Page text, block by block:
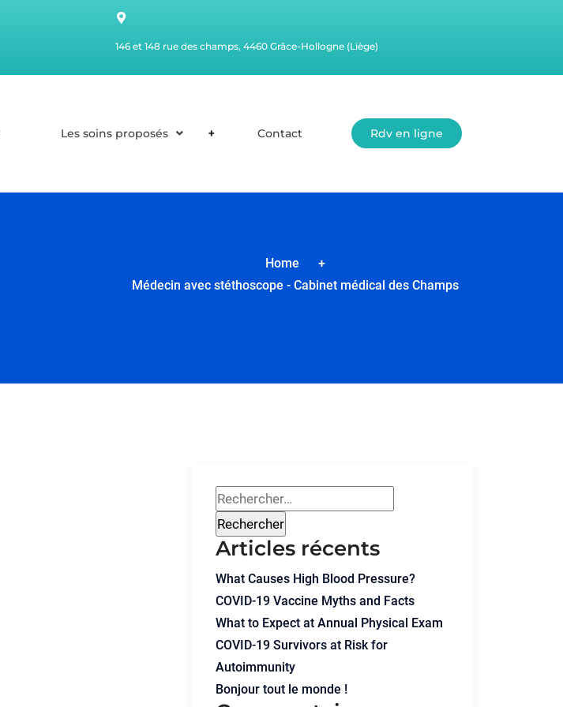
146 et 148 rue des champs, 4460 Grâce-Hollogne (Liège)
Les soins proposés Contact Rdv en ligne
Home
+
Médecin avec stéthoscope - Cabinet médical des Champs
Articles récents
What Causes High Blood Pressure?
COVID-19 Vaccine Myths and Facts
What to Expect at Annual Physical Exam
COVID-19 Survivors at Risk for
Autoimmunity
Bonjour tout le monde !